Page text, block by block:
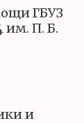
ГБУЗ
им. П. Б.
и